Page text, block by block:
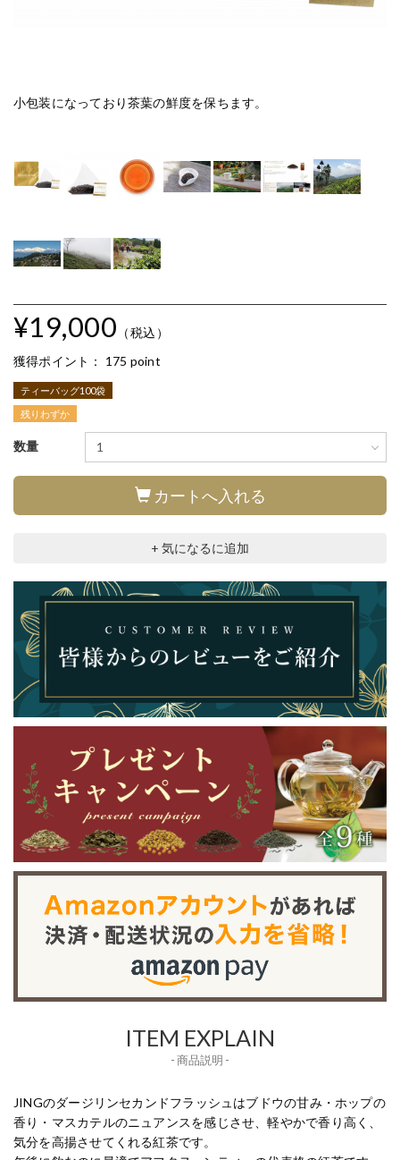
小包装になっており茶葉の鮮度を保ちます。
¥19,000 （税込）
獲得ポイント： 175 point
ティーバッグ100袋
残りわずか
数量
カートへ入れる
+ 気になるに追加
ITEM EXPLAIN
- 商品説明 -
JINGのダージリンセカンドフラッシュはブドウの甘み・ホップの
香り・マスカテルのニュアンスを感じさせ、軽やかで香り高く、
気分を高揚させてくれる紅茶です。